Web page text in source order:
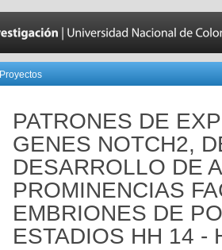
Proyectos
PATRONES DE
GENES NOTCH2,
DESARROLLO DE
PROMINENCIAS
EMBRIONES DE
ESTADIOS HH 14 -